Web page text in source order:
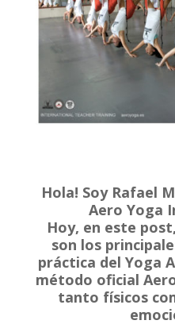
Hola! Soy Rafael
Aero Yoga
Hoy, en este
son los
práctica del Yoga
método oficial
tanto físicos